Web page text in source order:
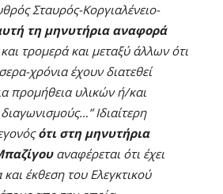
Σταυρός-Κοργιαλένειο-
τη μηνυτήρια αναφορά
τρομερά και μεταξύ άλλων ότι
χρόνια έχουν διατεθεί
προμήθεια υλικών ή/και
Iδιαίτερη
ότι στη μηνυτήρια
αναφέρεται ότι έχει
έκθεση του Ελεγκτικού